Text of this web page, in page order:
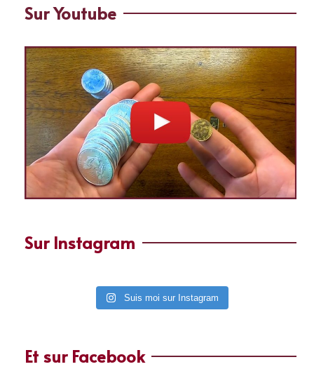
Sur Youtube
Sur Instagram
Suis moi sur Instagram
Et sur Facebook